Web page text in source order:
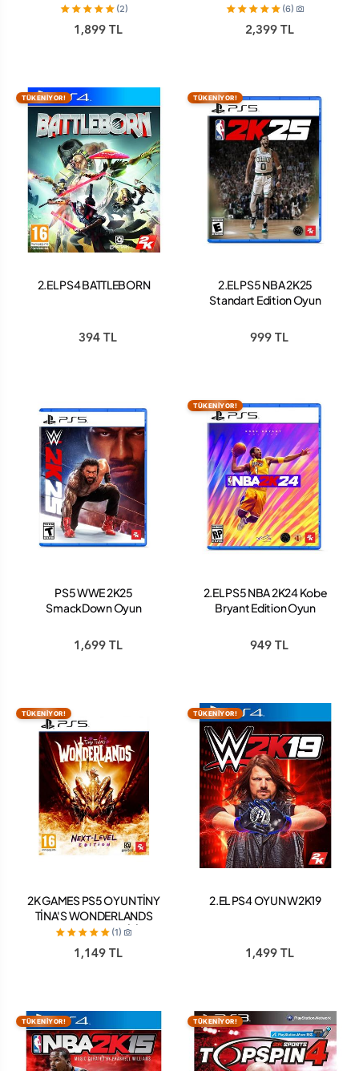
(2)
1,899 TL
(6)
2,399 TL
TÜKENİYOR!
2.EL PS4 BATTLEBORN
394 TL
TÜKENİYOR!
2.EL PS5 NBA 2K25
Standart Edition Oyun
999 TL
PS5 WWE 2K25
SmackDown Oyun
1,699 TL
TÜKENİYOR!
2.EL PS5 NBA 2K24 Kobe
Bryant Edition Oyun
949 TL
TÜKENİYOR!
2K GAMES PS5 OYUN TİNY
TİNA'S WONDERLANDS
PS5 NEXT LEVEL EDİTİON
(1)
1,149 TL
TÜKENİYOR!
2.EL PS4 OYUN W2K19
1,499 TL
TÜKENİYOR! TÜKENİYOR!